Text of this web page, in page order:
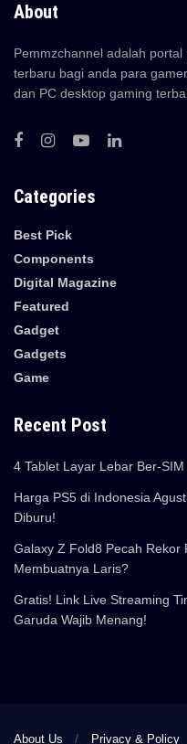
About
Pemmzchannel adalah
terbaru bagi anda para
dan PC desktop gaming
Categories
Best Pick
Components
Digital Magazine
Featured
Gadget
Gadgets
Game
Recent Post
4 Tablet Layar Lebar Ber-
Harga PS5 di Indonesia
Diburu!
Galaxy Z Fold8 Pecah Rekor
Membuatnya Laris?
Gratis! Link Live Streaming
Garuda Wajib Menang!
About Us Privacy & Policy